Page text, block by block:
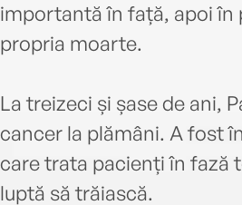
importantă în față, apoi în
propria moarte.
La treizeci și șase de ani,
cancer la plămâni. A fost
care trata pacienți în fază
luptă să trăiască.